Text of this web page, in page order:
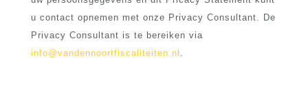
u contact opnemen met onze Privacy Consultant. De
Privacy Consultant is te bereiken via
info@vandennoortfiscaliteiten.nl .